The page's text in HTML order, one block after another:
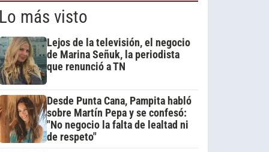
más visto
Lejos de la televisión, el negocio
de Marina Señuk, la periodista
que renunció a TN
Desde Punta Cana, Pampita habló
sobre Martín Pepa y se confesó:
"No negocio la falta de lealtad ni
de respeto"